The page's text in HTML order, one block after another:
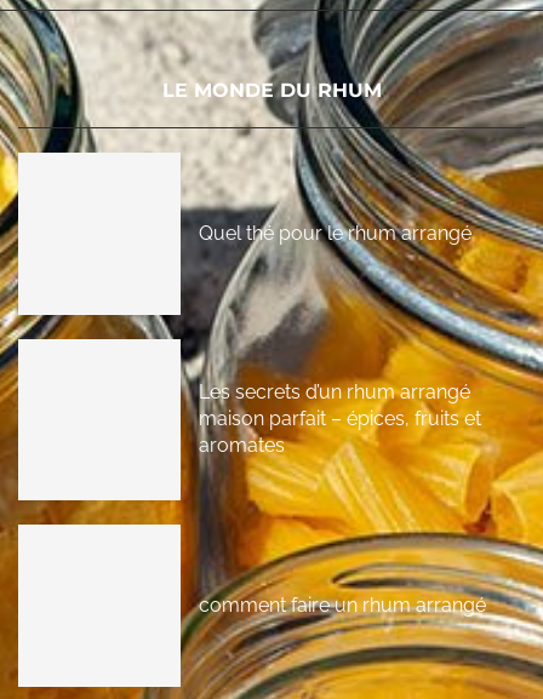
LE MONDE DU RHUM
Quel thé pour le rhum arrangé
Les secrets d’un rhum arrangé
maison parfait – épices, fruits et
aromates
comment faire un rhum arrangé